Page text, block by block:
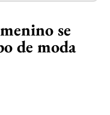
se
de moda